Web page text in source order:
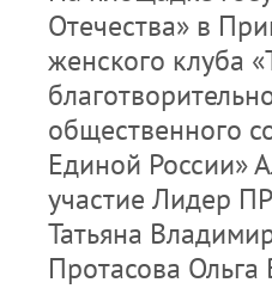
Отечества» в
женского клуба
общественного
Единой России»
участие Лидер
Татьяна
Протасова